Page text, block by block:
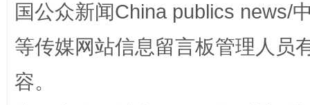
扯下公款旅游的“隐身衣” 如何以
国公众新闻China publics news/
等传媒网站信息留言板管理人员
容。